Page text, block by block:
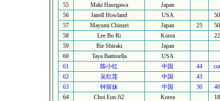
55
Maki Hasegawa
Japan
56
Janell Howland USA
50
57
Mayumi Chinzei Japan 25
50
58
Lee Bo Ri Korea
22
59
Rie Shiraki
Japan
60
Taya Battistella
USA
61
陈小红 中国 44
cut
62
吴红莲 中国
43
63
钟留妹 中国 30
40
64
Choi Eun Ji2 Korea
18